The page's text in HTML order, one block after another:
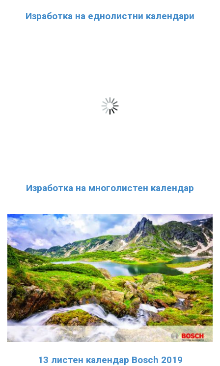
Изработка на еднолистни календари
Изработка на многолистен календар
13 листен календар Bosch 2019